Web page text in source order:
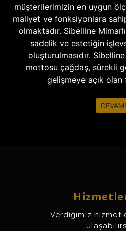
müşterilerimizin en uygun
maliyet ve fonksiyonlara
olmaktadır. Sibelline
sadelik ve estetiğin
oluşturulmasıdır.
mottosu çağdaş, sürekli
gelişmeye açık olan
DEVAMI
Verdiğimiz